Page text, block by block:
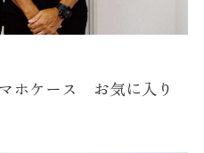
ホケース お気に入り